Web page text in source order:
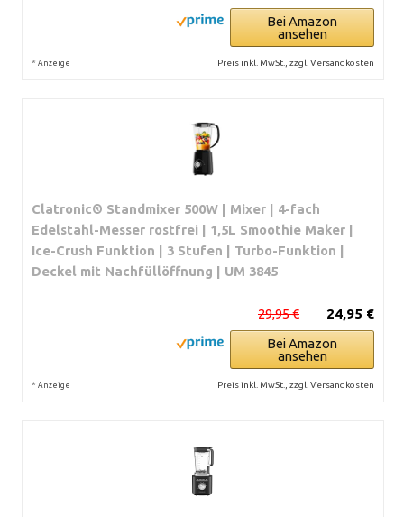
Bei Amazon
ansehen
* Anzeige Preis inkl. MwSt., zzgl. Versandkosten
Clatronic® Standmixer 500W | Mixer | 4-fach
Edelstahl-Messer rostfrei | 1,5L Smoothie Maker |
Ice-Crush Funktion | 3 Stufen | Turbo-Funktion |
Deckel mit Nachfüllöffnung | UM 3845
24,95 €
29,95 €
Bei Amazon
ansehen
* Anzeige Preis inkl. MwSt., zzgl. Versandkosten